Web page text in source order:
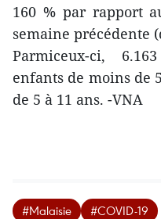
160 % par rapport
semaine précédente
Parmiceux-ci,
enfants de moins de
de 5 à 11 ans. -VNA
#Malaisie #COVID-19